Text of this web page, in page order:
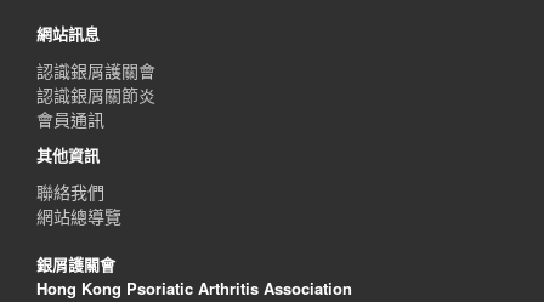
網站訊息
認識銀屑護關會
認識銀屑關節炎
會員通訊
其他資訊
聯絡我們
網站總導覽
銀屑護關會
Hong Kong Psoriatic Arthritis Association